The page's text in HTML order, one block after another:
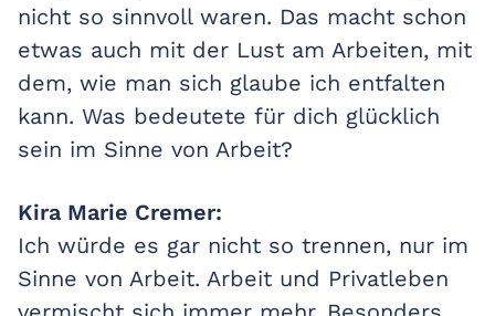
nicht so sinnvoll waren. Das macht schon
etwas auch mit der Lust am Arbeiten, mit
dem, wie man sich glaube ich entfalten
kann. Was bedeutete für dich glücklich
sein im Sinne von Arbeit?
Kira Marie Cremer:
Ich würde es gar nicht so trennen, nur im
Sinne von Arbeit. Arbeit und Privatleben